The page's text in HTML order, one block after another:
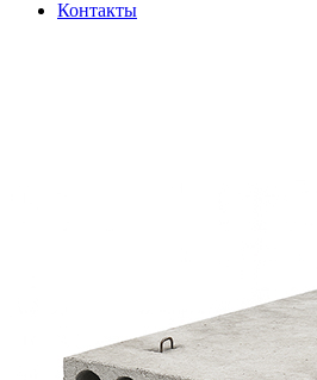
Контакты